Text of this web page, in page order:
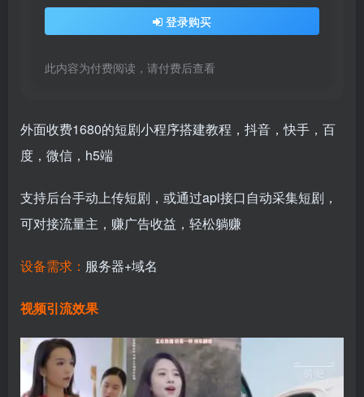
登录购买
此内容为付费阅读，请付费后查看
外面收费1680的短剧小程序搭建教程，抖音，快手，百
度，微信，h5端
支持后台手动上传短剧，或通过api接口自动采集短剧，
可对接流量主，赚广告收益，轻松躺赚
设备需求： 服务器+域名
视频引流效果